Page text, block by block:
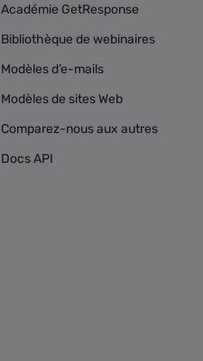
Académie GetResponse
Bibliothèque de webinaires
Modèles d’e-mails
Modèles de sites Web
Comparez-nous aux autres
Docs API